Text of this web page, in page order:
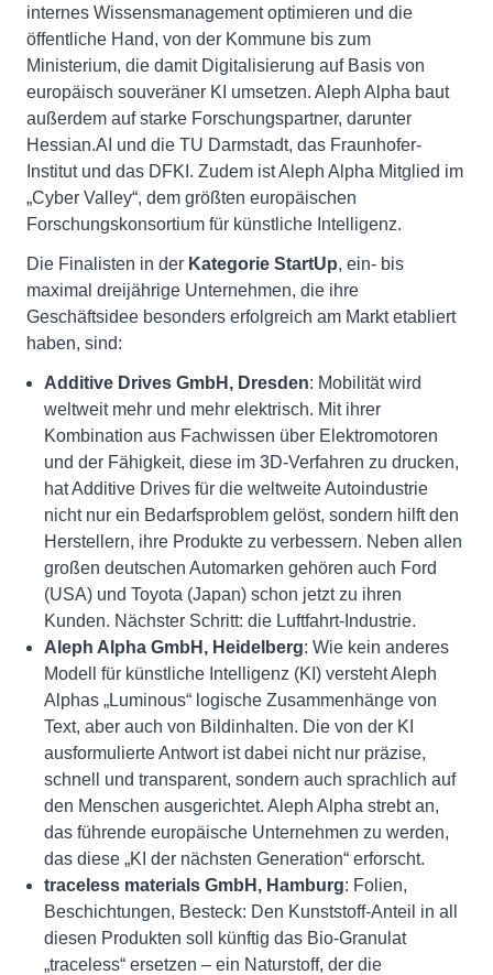
internes Wissensmanagement optimieren und die
öffentliche Hand, von der Kommune bis zum
Ministerium, die damit Digitalisierung auf Basis von
europäisch souveräner KI umsetzen. Aleph Alpha baut
außerdem auf starke Forschungspartner, darunter
Hessian.AI und die TU Darmstadt, das Fraunhofer-
Institut und das DFKI. Zudem ist Aleph Alpha Mitglied im
„Cyber Valley“, dem größten europäischen
Forschungskonsortium für künstliche Intelligenz.
Die Finalisten in der Kategorie StartUp, ein- bis
maximal dreijährige Unternehmen, die ihre
Geschäftsidee besonders erfolgreich am Markt etabliert
haben, sind:
Additive Drives GmbH, Dresden: Mobilität wird
weltweit mehr und mehr elektrisch. Mit ihrer
Kombination aus Fachwissen über Elektromotoren
und der Fähigkeit, diese im 3D-Verfahren zu drucken,
hat Additive Drives für die weltweite Autoindustrie
nicht nur ein Bedarfsproblem gelöst, sondern hilft den
Herstellern, ihre Produkte zu verbessern. Neben allen
großen deutschen Automarken gehören auch Ford
(USA) und Toyota (Japan) schon jetzt zu ihren
Kunden. Nächster Schritt: die Luftfahrt-Industrie.
Aleph Alpha GmbH, Heidelberg: Wie kein anderes
Modell für künstliche Intelligenz (KI) versteht Aleph
Alphas „Luminous“ logische Zusammenhänge von
Text, aber auch von Bildinhalten. Die von der KI
ausformulierte Antwort ist dabei nicht nur präzise,
schnell und transparent, sondern auch sprachlich auf
den Menschen ausgerichtet. Aleph Alpha strebt an,
das führende europäische Unternehmen zu werden,
das diese „KI der nächsten Generation“ erforscht.
traceless materials GmbH, Hamburg: Folien,
Beschichtungen, Besteck: Den Kunststoff-Anteil in all
diesen Produkten soll künftig das Bio-Granulat
„traceless“ ersetzen – ein Naturstoff, der die